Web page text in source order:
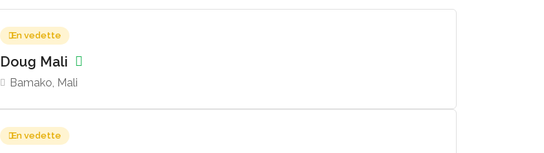
En vedette
Doug Mali
Bamako, Mali
En vedette